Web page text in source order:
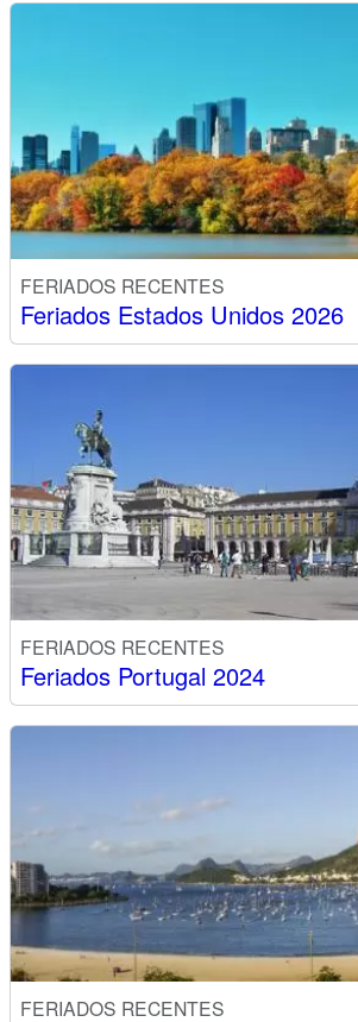
FERIADOS RECENTES
Feriados Estados Unidos 2026
FERIADOS RECENTES
Feriados Portugal 2024
FERIADOS RECENTES